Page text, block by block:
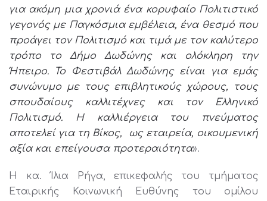
για ακόμη μια χρονιά ένα κορυφαίο Πολιτιστικό
γεγονός με Παγκόσμια εμβέλεια, ένα θεσμό που
προάγει τον Πολιτισμό και τιμά με τον καλύτερο
τρόπο το Δήμο Δωδώνης και ολόκληρη την
Ήπειρο. Το Φεστιβάλ Δωδώνης είναι για εμάς
συνώνυμο με τους επιβλητικούς χώρους, τους
σπουδαίους καλλιτέχνες και τον Ελληνικό
Πολιτισμό. Η καλλιέργεια του πνεύματος
αποτελεί για τη Βίκος, ως εταιρεία, οικουμενική
αξία και επείγουσα προτεραιότητα».
Η κα. Ίλια Ρήγα, επικεφαλής του τμήματος
Εταιρικής Κοινωνική Ευθύνης του ομίλου